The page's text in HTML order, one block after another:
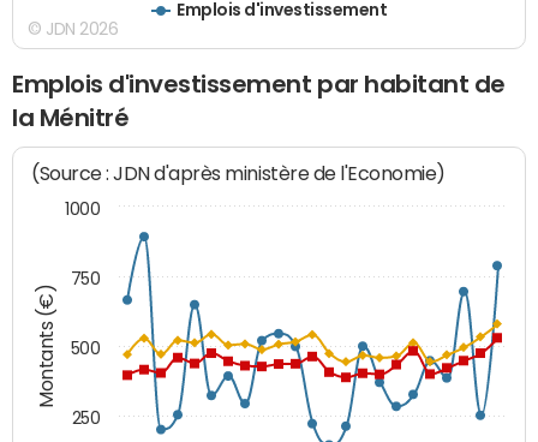
Emplois d'investissement
© JDN 2026
Emplois d'investissement par habitant de
la Ménitré
Montants (€)
(Source : JDN d'après ministère de l'Economie)
250
500
750
1000